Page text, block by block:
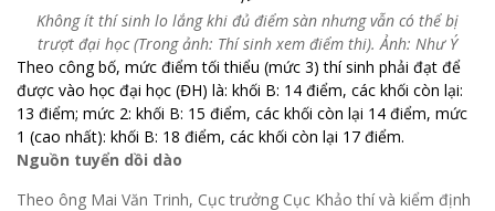
Không ít thí sinh lo lắng khi đủ điểm sàn nhưng vẫn có thể bị
trượt đại học (Trong ảnh: Thí sinh xem điểm thi). Ảnh: Như Ý
Theo công bố, mức điểm tối thiểu (mức 3) thí sinh phải đạt để
được vào học đại học (ĐH) là: khối B: 14 điểm, các khối còn lại:
13 điểm; mức 2: khối B: 15 điểm, các khối còn lại 14 điểm, mức
1 (cao nhất): khối B: 18 điểm, các khối còn lại 17 điểm.
Nguồn tuyển dồi dào
Theo ông Mai Văn Trinh, Cục trưởng Cục Khảo thí và kiểm định